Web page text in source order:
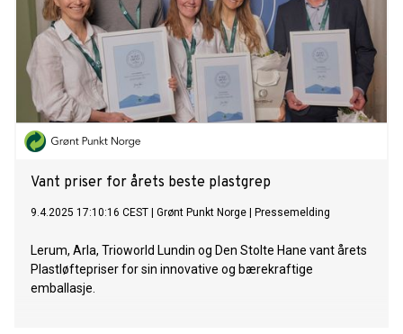
Vant priser for årets beste plastgrep
9.4.2025 17:10:16 CEST Grønt Punkt Norge Pressemelding
Lerum, Arla, Trioworld Lundin og Den Stolte Hane vant årets
Plastløftepriser for sin innovative og bærekraftige
emballasje.